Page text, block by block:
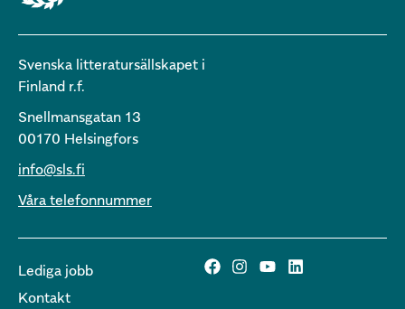
Svenska litteratursällskapet i
Finland r.f.
Snellmansgatan 13
00170 Helsingfors
info@sls.fi
Våra telefonnummer
Lediga jobb
Kontakt